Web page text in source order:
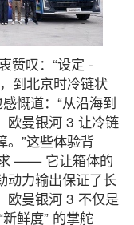
赞叹：“设定 -
到北京时冷链状
慨道：“从沿海到
欧曼银河 3 让冷链
。”这些体验背
—— 它让箱体的
动力输出保证了长
欧曼银河 3 不仅是
鲜度” 的掌舵